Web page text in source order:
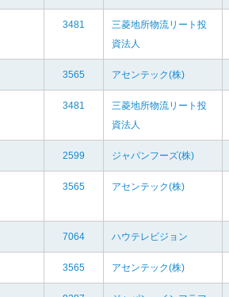
3481
三菱地所物流リート投
資法人
3565 アセンテック(株)
3481
三菱地所物流リート投
資法人
2599 ジャパンフーズ(株)
3565 アセンテック(株)
7064 ハウテレビジョン
3565 アセンテック(株)